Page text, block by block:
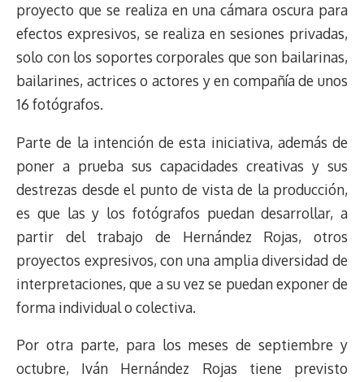
proyecto que se realiza en una cámara oscura para
efectos expresivos, se realiza en sesiones privadas,
solo con los soportes corporales que son bailarinas,
bailarines, actrices o actores y en compañía de unos
16 fotógrafos.
Parte de la intención de esta iniciativa, además de
poner a prueba sus capacidades creativas y sus
destrezas desde el punto de vista de la producción,
es que las y los fotógrafos puedan desarrollar, a
partir del trabajo de Hernández Rojas, otros
proyectos expresivos, con una amplia diversidad de
interpretaciones, que a su vez se puedan exponer de
forma individual o colectiva.
Por otra parte, para los meses de septiembre y
octubre, Iván Hernández Rojas tiene previsto